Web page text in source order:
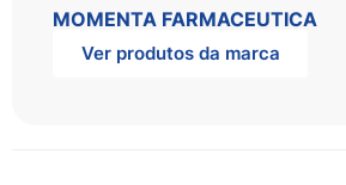
MOMENTA FARMACEUTICA
Ver produtos da marca